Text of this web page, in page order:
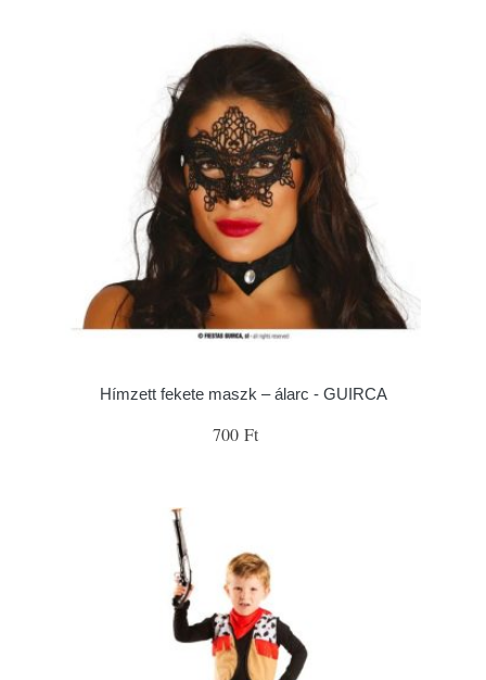
Hímzett fekete maszk – álarc - GUIRCA
700 Ft